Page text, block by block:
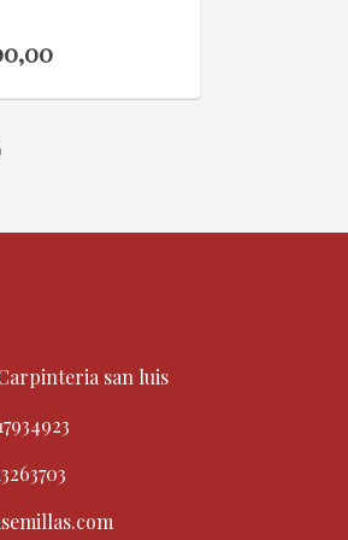
san luis